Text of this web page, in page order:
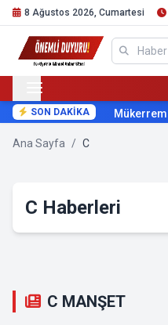
8 Ağustos 2026, Cumartesi
SON DAKİKA Mükerrem
Ana Sayfa / C
C Haberleri
C MANŞET